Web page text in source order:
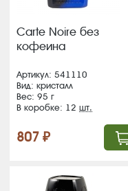
Carte Noire без
кофеина
Артикул: 541110
Вид: кристалл
Вес: 95 г
В коробке: 12шт.
807 ₽